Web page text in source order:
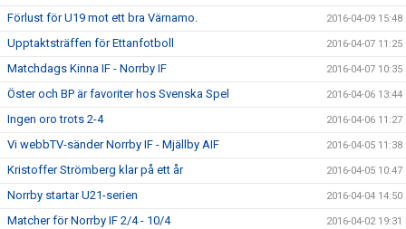
Förlust för U19 mot ett bra Värnamo. 2016-04-09 15:48
Upptaktsträffen för Ettanfotboll 2016-04-07 11:25
Matchdags Kinna IF - Norrby IF 2016-04-07 10:35
Öster och BP är favoriter hos Svenska Spel 2016-04-06 13:44
Ingen oro trots 2-4 2016-04-06 11:27
Vi webbTV-sänder Norrby IF - Mjällby AIF 2016-04-05 11:38
Kristoffer Strömberg klar på ett år 2016-04-05 10:47
Norrby startar U21-serien 2016-04-04 14:50
Matcher för Norrby IF 2/4 - 10/4 2016-04-02 19:31